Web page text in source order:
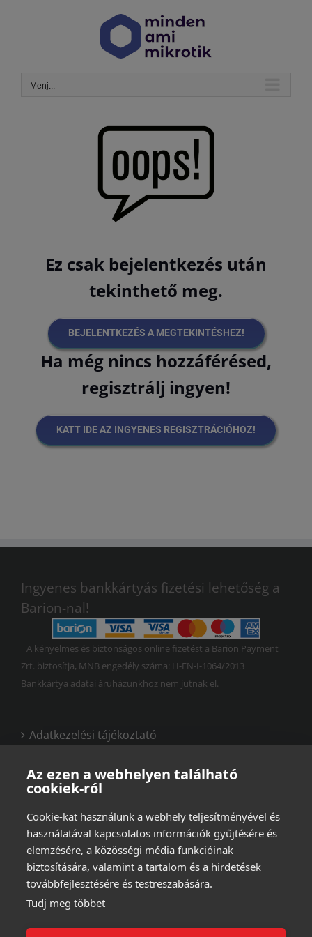
Menj...
Ez csak bejelentkezés után
tekinthető meg.
BEJELENTKEZÉS A MEGTEKINTÉSHEZ!
Ha még nincs hozzáférésed,
regisztrálj ingyen!
KATT IDE AZ INGYENES REGISZTRÁCIÓHOZ!
Ingyenes bankkártyás fizetési lehetőség a
Barion-nal!
A kényelmes és biztonságos online fizetést a Barion Payment
Zrt. biztosítja, MNB engedély száma: H-EN-I-1064/2013
Bankkártya adatai áruházunkhoz nem jutnak el.
Adatkezelési tájékoztató
Vásárlási és felhasználási feltételek
Az ezen a webhelyen található
cookiek-ról
Cookie-kat használunk a webhely teljesítményével és
használatával kapcsolatos információk gyűjtésére és
elemzésére, a közösségi média funkcióinak
biztosítására, valamint a tartalom és a hirdetések
továbbfejlesztésére és testreszabására.
Tudj meg többet